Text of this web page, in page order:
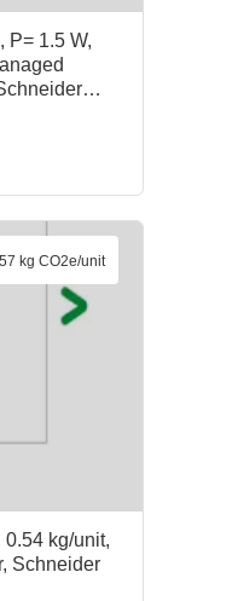
P= 1.5 W,
0.54 kg/unit,
Schneider
kg CO2e/unit